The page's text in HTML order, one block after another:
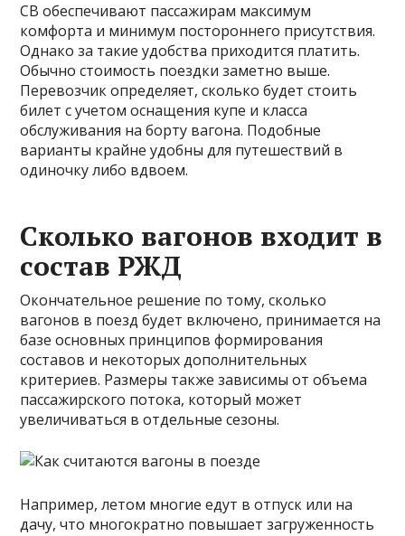
СВ обеспечивают пассажирам максимум
комфорта и минимум постороннего присутствия.
Однако за такие удобства приходится платить.
Обычно стоимость поездки заметно выше.
Перевозчик определяет, сколько будет стоить
билет с учетом оснащения купе и класса
обслуживания на борту вагона. Подобные
варианты крайне удобны для путешествий в
одиночку либо вдвоем.
Сколько вагонов входит в
состав РЖД
Окончательное решение по тому, сколько
вагонов в поезд будет включено, принимается на
базе основных принципов формирования
составов и некоторых дополнительных
критериев. Размеры также зависимы от объема
пассажирского потока, который может
увеличиваться в отдельные сезоны.
Например, летом многие едут в отпуск или на
дачу, что многократно повышает загруженность